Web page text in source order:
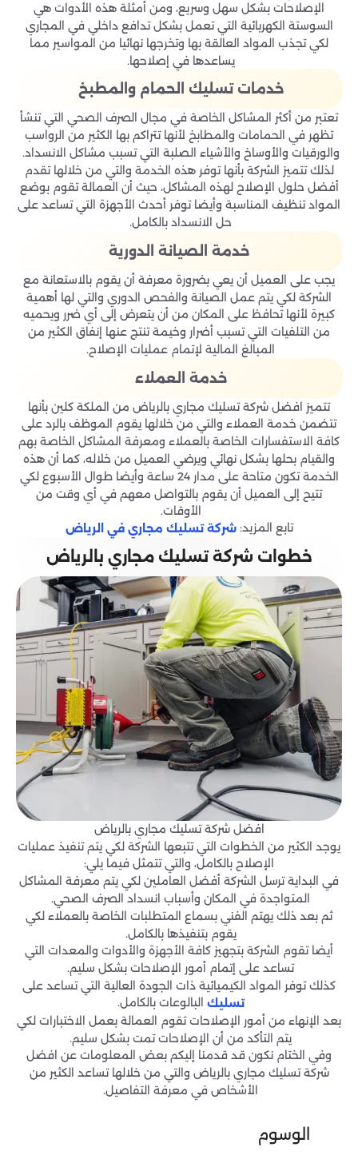
الإصلاحات بشكل سهل وسريع، ومن أمثلة هذه الأدوات هي
السوستة الكهربائية التي تعمل بشكل تدافع داخلي في المجاري
لكي تجذب المواد العالقة بها وتخرجها نهائيا من المواسير مما
يساعدها في إصلاحها.
خدمات تسليك الحمام والمطبخ
تعتبر من أكثر المشاكل الخاصة في مجال الصرف الصحي التي تنشأ
تظهر في الحمامات والمطابخ لأنها تتراكم بها الكثير من الرواسب
والورقيات والأوساخ والأشياء الصلبة التي تسبب مشاكل الانسداد.
لذلك تتميز الشركة بأنها توفر هذه الخدمة والتي من خلالها تقدم
أفضل حلول الإصلاح لهذه المشاكل، حيث أن العمالة تقوم بوضع
المواد تنظيف المناسبة وأيضا توفر أحدث الأجهزة التي تساعد على
حل الانسداد بالكامل.
خدمة الصيانة الدورية
يجب على العميل أن يعي بضرورة معرفة أن يقوم بالاستعانة مع
الشركة لكي يتم عمل الصيانة والفحص الدوري والتي لها أهمية
كبيرة لأنها تحافظ على المكان من أن يتعرض إلى أي ضرر ويحميه
من التلفيات التي تسبب أضرار وخيمة تنتج عنها إنفاق الكثير من
المبالغ المالية لإتمام عمليات الإصلاح.
خدمة العملاء
تتميز افضل شركة تسليك مجاري بالرياض من الملكة كلين بأنها
تتضمن خدمة العملاء والتي من خلالها يقوم الموظف بالرد على
كافة الاستفسارات الخاصة بالعملاء ومعرفة المشاكل الخاصة بهم
والقيام بحلها بشكل نهائي ويرضي العميل من خلاله، كما أن هذه
الخدمة تكون متاحة على مدار 24 ساعة وأيضا طوال الأسبوع لكي
تتيح إلى العميل أن يقوم بالتواصل معهم في أي وقت من
الأوقات.
تابع المزيد:شركة تسليك مجاري في الرياض
خطوات شركة تسليك مجاري بالرياض
افضل شركة تسليك مجاري بالرياض
يوجد الكثير من الخطوات التي تتبعها الشركة لكي يتم تنفيذ عمليات
الإصلاح بالكامل، والتي تتمثل فيما يلي:
في البداية ترسل الشركة أفضل العاملين لكي يتم معرفة المشاكل
المتواجدة في المكان وأسباب انسداد الصرف الصحي.
ثم بعد ذلك يهتم الفني بسماع المتطلبات الخاصة بالعملاء لكي
يقوم بتنفيذها بالكامل.
أيضا تقوم الشركة بتجهيز كافة الأجهزة والأدوات والمعدات التي
تساعد على إتمام أمور الإصلاحات بشكل سليم.
كذلك توفر المواد الكيميائية ذات الجودة العالية التي تساعد على
تسليك البالوعات بالكامل.
بعد الإنهاء من أمور الإصلاحات تقوم العمالة بعمل الاختبارات لكي
يتم التأكد من أن الإصلاحات تمت بشكل سليم.
وفي الختام نكون قد قدمنا إليكم بعض المعلومات عن افضل
شركة تسليك مجاري بالرياض والتي من خلالها تساعد الكثير من
الأشخاص في معرفة التفاصيل.
الوسوم